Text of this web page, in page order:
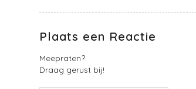
Plaats een Reactie
Meepraten?
Draag gerust bij!